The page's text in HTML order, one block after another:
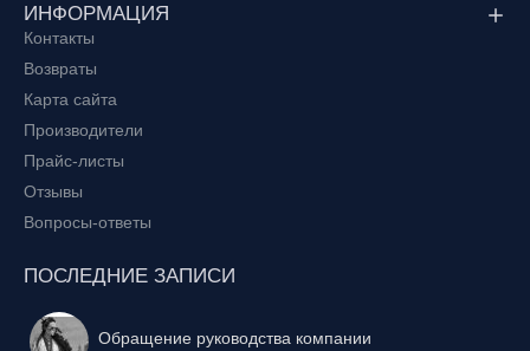
ИНФОРМАЦИЯ
Контакты
Возвраты
Карта сайта
Производители
Прайс-листы
Отзывы
Вопросы-ответы
ПОСЛЕДНИЕ ЗАПИСИ
Обращение руководства компании